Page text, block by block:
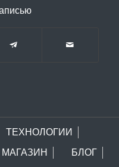
ТЕХНОЛОГИИ
МАГАЗИН
БЛОГ